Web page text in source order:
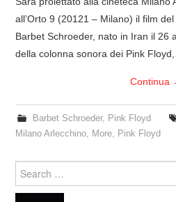
LINKS
CONTATTI
PINKFLOYDIANE
all’Orto 9 (20121 – Milano) il film
Barbet Schroeder, nato in Iran il 26
della colonna sonora dei Pink
Continua
Barbet Schroeder, Pink Floyd
Milano Arlecchino, More, Pink Floyd
for: